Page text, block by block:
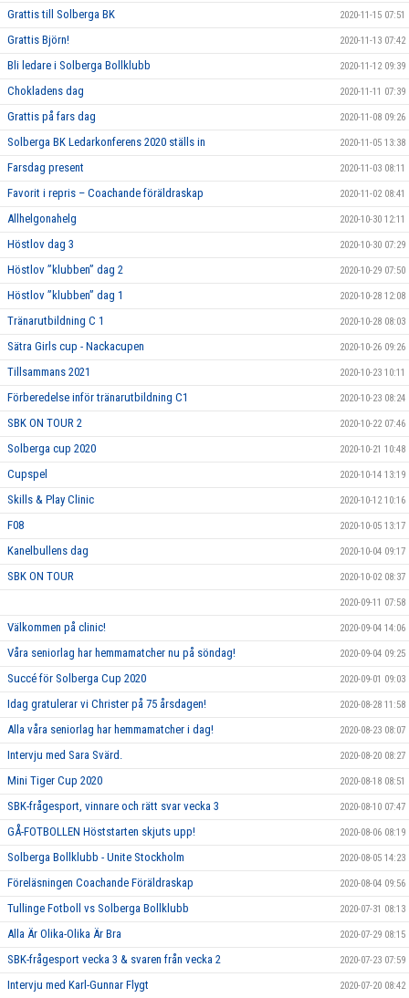
Grattis till Solberga BK 2020-11-15 07:51
Grattis Björn! 2020-11-13 07:42
Bli ledare i Solberga Bollklubb 2020-11-12 09:39
Chokladens dag 2020-11-11 07:39
Grattis på fars dag 2020-11-08 09:26
Solberga BK Ledarkonferens 2020 ställs in 2020-11-05 13:38
Farsdag present 2020-11-03 08:11
Favorit i repris – Coachande föräldraskap 2020-11-02 08:41
Allhelgonahelg 2020-10-30 12:11
Höstlov dag 3 2020-10-30 07:29
Höstlov ”klubben” dag 2 2020-10-29 07:50
Höstlov ”klubben” dag 1 2020-10-28 12:08
Tränarutbildning C 1 2020-10-28 08:03
Sätra Girls cup - Nackacupen 2020-10-26 09:26
Tillsammans 2021 2020-10-23 10:11
Förberedelse inför tränarutbildning C1 2020-10-23 08:24
SBK ON TOUR 2 2020-10-22 07:46
Solberga cup 2020 2020-10-21 10:48
Cupspel 2020-10-14 13:19
Skills & Play Clinic 2020-10-12 10:16
F08 2020-10-05 13:17
Kanelbullens dag 2020-10-04 09:17
SBK ON TOUR 2020-10-02 08:37
2020-09-11 07:58
Välkommen på clinic! 2020-09-04 14:06
Våra seniorlag har hemmamatcher nu på söndag! 2020-09-04 09:25
Succé för Solberga Cup 2020 2020-09-01 09:03
Idag gratulerar vi Christer på 75 årsdagen! 2020-08-28 11:58
Alla våra seniorlag har hemmamatcher i dag! 2020-08-23 08:07
Intervju med Sara Svärd. 2020-08-20 08:27
Mini Tiger Cup 2020 2020-08-18 08:51
SBK-frågesport, vinnare och rätt svar vecka 3 2020-08-10 07:47
GÅ-FOTBOLLEN Höststarten skjuts upp! 2020-08-06 08:19
Solberga Bollklubb - Unite Stockholm 2020-08-05 14:23
Föreläsningen Coachande Föräldraskap 2020-08-04 09:56
Tullinge Fotboll vs Solberga Bollklubb 2020-07-31 08:13
Alla Är Olika-Olika Är Bra 2020-07-29 08:15
SBK-frågesport vecka 3 & svaren från vecka 2 2020-07-23 07:59
Intervju med Karl-Gunnar Flygt 2020-07-20 08:42